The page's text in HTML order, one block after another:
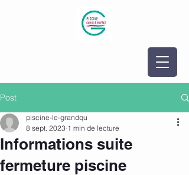
Post
Informations suite
fermeture piscine
piscine-le-grandqu
8 sept. 2023 1 min de lecture